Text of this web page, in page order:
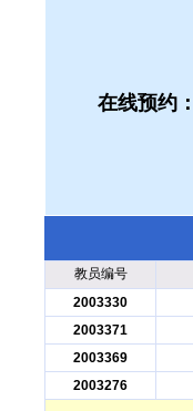
在线预约：
教员编号
2003330
2003371
2003369
2003276